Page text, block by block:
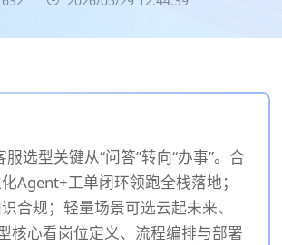
选型关键从“问答”转向“办事”。合
Agent+工单闭环领跑全栈落地；
合规；轻量场景可选云起未来、
核心看岗位定义、流程编排与部署